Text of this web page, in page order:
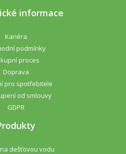
informace
Kariéra
podmínky
proces
Doprava
pro spotřebitele
od smlouvy
GDPR
dešťovou vodu